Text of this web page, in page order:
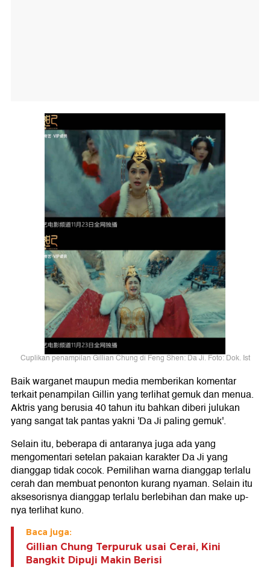
Cuplikan penampilan Gillian Chung di Feng Shen: Da Ji. Foto: Dok. Ist
Baik warganet maupun media memberikan komentar
terkait penampilan Gillin yang terlihat gemuk dan menua.
Aktris yang berusia 40 tahun itu bahkan diberi julukan
yang sangat tak pantas yakni 'Da Ji paling gemuk'.
Selain itu, beberapa di antaranya juga ada yang
mengomentari setelan pakaian karakter Da Ji yang
dianggap tidak cocok. Pemilihan warna dianggap terlalu
cerah dan membuat penonton kurang nyaman. Selain itu
aksesorisnya dianggap terlalu berlebihan dan make up-
nya terlihat kuno.
Baca juga:
Gillian Chung Terpuruk usai Cerai, Kini
Bangkit Dipuji Makin Berisi